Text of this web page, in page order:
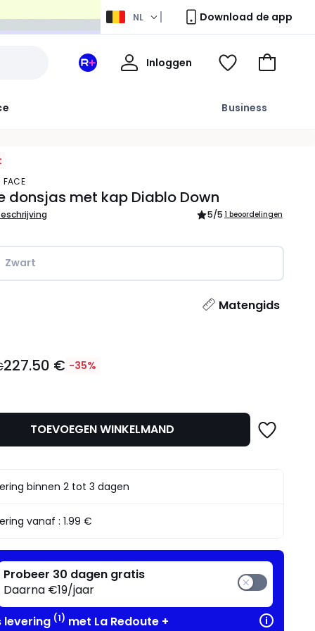
NL Download de app
Business
Mijn
Inloggen
Mijn
Kijk
Naar
FACE
donsjas met kap Diablo Down
5/5 1 beoordelingen
Zwart
Matengids
227.50 € -35%
TOEVOEGEN WINKELMAND
binnen 2 tot 3 dagen
vanaf :1.99 €
Probeer 30 dagen gratis
Daarna €19/jaar
levering (1) met La Redoute +